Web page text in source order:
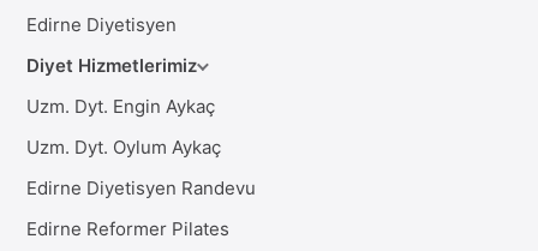
Edirne Diyetisyen
Diyet Hizmetlerimiz
Uzm. Dyt. Engin Aykaç
Uzm. Dyt. Oylum Aykaç
Edirne Diyetisyen Randevu
Edirne Reformer Pilates